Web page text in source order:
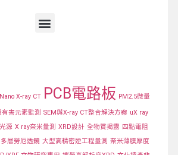
Nano X-ray CT PCB電路板 PM2.5微量
有害元素監測 SEM與X-ray CT整合解決方案 uX ray
源 X ray奈米量測 XRD設計 全物質揭露 四點電阻
多層勞厄透鏡 大型高精密逆工程量測 奈米薄膜厚度